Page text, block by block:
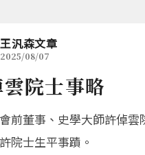
王汎森文章
2025/08/07
院士事略
前董事、史學大師許倬
院士生平事蹟。